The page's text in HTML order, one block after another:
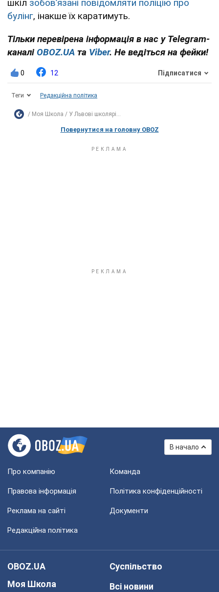
шкіл зобов’язані повідомляти поліцію про
булінг, інакше їх каратимуть.
Тільки перевірена інформація в нас у Telegram-
каналі OBOZ.UA та Viber. Не ведіться на фейки!
0 12 Підписатися
Теги Редакційна політика
Моя Школа У Львові школярі...
Повернутися на головну OBOZ
В начало
Про компанію Команда
Правова інформація Політика конфіденційності
Реклама на сайті Документи
Редакційна політика
OBOZ.UA
Моя Школа
Суспільство
Всі новини